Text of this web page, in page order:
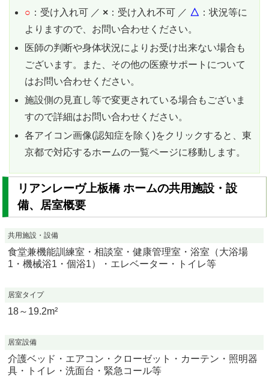
○ ：受け入れ可 ／ × ：受け入れ不可 ／ △ ：状況等に
よりますので、お問い合わせください。
医師の判断や身体状況によりお受け出来ない場合も
ございます。また、その他の医療サポートについて
はお問い合わせください。
施設側の見直し等で変更されている場合もございま
すので詳細はお問い合わせください。
各アイコン画像(認知症を除く)をクリックすると、東
京都で対応するホームの一覧ページに移動します。
リアンレーヴ上板橋 ホームの共用施設・設
備、居室概要
共用施設・設備
食堂兼機能訓練室・相談室・健康管理室・浴室（大浴場
1・機械浴1・個浴1）・エレベーター・トイレ等
居室タイプ
18～19.2m²
居室設備
介護ベッド・エアコン・クローゼット・カーテン・照明器
具・トイレ・洗面台・緊急コール等